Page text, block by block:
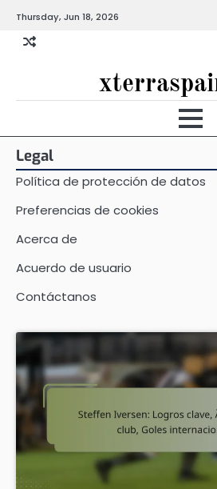
content
Thursday, Jun 18, 2026
Legal
Política de protección de datos
Preferencias de cookies
Acerca de
Acuerdo de usuario
Contáctanos